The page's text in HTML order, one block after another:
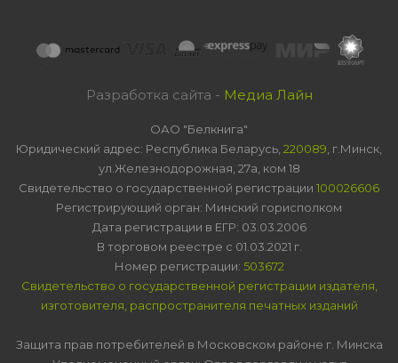
Разработка сайта - Медиа Лайн
ОАО "Белкнига"
Юридический адрес: Республика Беларусь, 220089 , г.Минск,
ул.Железнодорожная, 27а, ком 18
Свидетельство о государственной регистрации 100026606
Регистрирующий орган: Минский горисполком
Дата регистрации в ЕГР: 03.03.2006
В торговом реестре с 01.03.2021 г.
Номер регистрации: 503672
Свидетельство о государственной регистрации издателя,
изготовителя, распространителя печатных изданий
Защита прав потребителей в Московском районе г. Минска